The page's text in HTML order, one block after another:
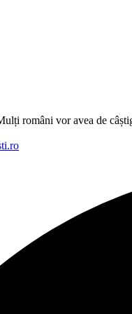
români vor avea de